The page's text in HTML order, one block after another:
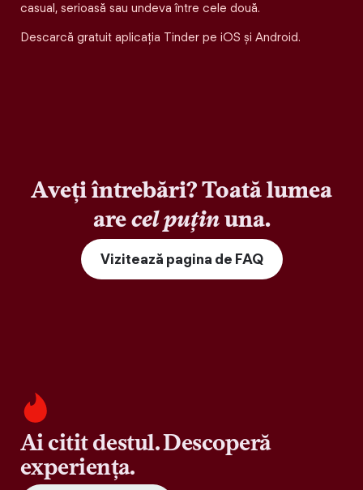
casual, serioasă sau undeva între cele două.
Descarcă gratuit aplicația Tinder pe iOS și Android.
Aveți întrebări? Toată lumea
arecel puținuna.
Vizitează pagina de FAQ
Ai citit destul. Descoperă
experiența.